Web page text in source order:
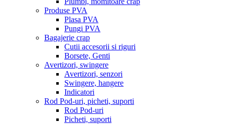
Produse PVA
Plasa PVA
Pungi PVA
Bagajerie crap
Cutii accesorii si riguri
Borsete, Genti
Avertizori, swingere
Avertizori, senzori
Swingere, hangere
Indicatori
Rod Pod-uri, picheti, suporti
Rod Pod-uri
Picheti, suporti